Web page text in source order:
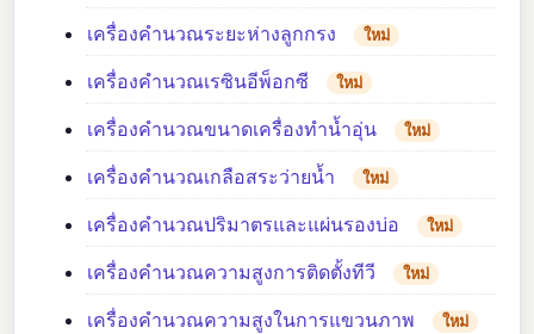
เครื่องคำนวณระยะห่างลูกกรง ใหม่
เครื่องคำนวณเรซินอีพ็อกซี ใหม่
เครื่องคำนวณขนาดเครื่องทำน้ำอุ่น ใหม่
เครื่องคำนวณเกลือสระว่ายน้ำ ใหม่
เครื่องคำนวณปริมาตรและแผ่นรองบ่อ ใหม่
เครื่องคำนวณความสูงการติดตั้งทีวี ใหม่
เครื่องคำนวณความสูงในการแขวนภาพ ใหม่